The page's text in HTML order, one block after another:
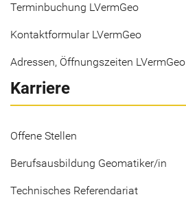
Terminbuchung LVermGeo
Kontaktformular LVermGeo
Adressen, Öffnungszeiten LVermGeo
Karriere
Offene Stellen
Berufsausbildung Geomatiker/in
Technisches Referendariat